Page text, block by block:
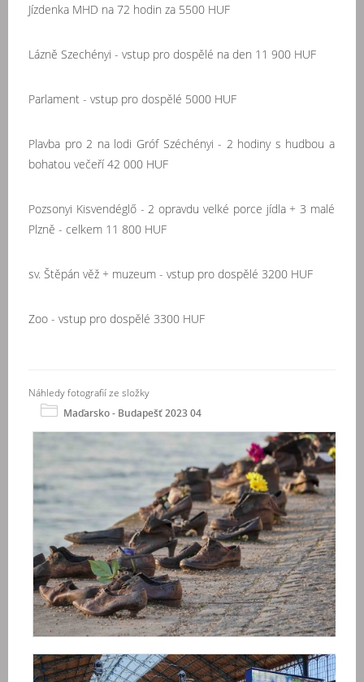
Jízdenka MHD na 72 hodin za 5500 HUF
Lázně Szechényi - vstup pro dospělé na den 11 900 HUF
Parlament - vstup pro dospělé 5000 HUF
Plavba pro 2 na lodi Gróf Széchényi - 2 hodiny s hudbou a
bohatou večeří 42 000 HUF
Pozsonyi Kisvendéglő - 2 opravdu velké porce jídla + 3 malé
Plzně - celkem 11 800 HUF
sv. Štěpán věž + muzeum - vstup pro dospělé 3200 HUF
Zoo - vstup pro dospělé 3300 HUF
Náhledy fotografií ze složky
Maďarsko - Budapešť 2023 04